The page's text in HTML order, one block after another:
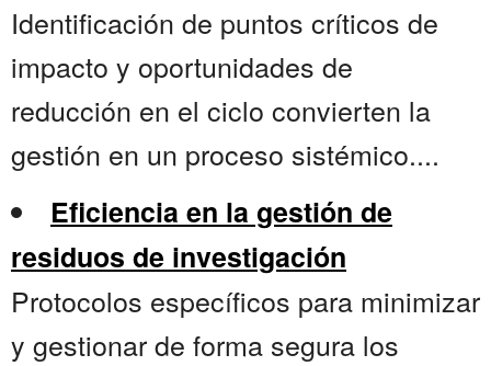
Identificación de puntos críticos de
impacto y oportunidades de
reducción en el ciclo convierten la
gestión en un proceso sistémico....
Eficiencia en la gestión de
residuos de investigación
Protocolos específicos para minimizar
y gestionar de forma segura los